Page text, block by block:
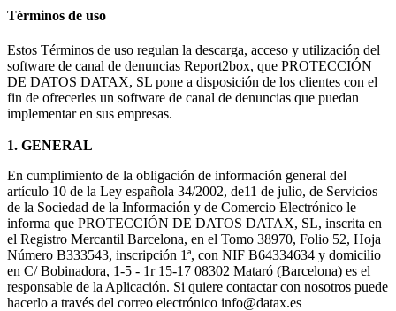
Términos de uso
Estos Términos de uso regulan la descarga, acceso y utilización del
software de canal de denuncias Report2box, que PROTECCIÓN
DE DATOS DATAX, SL pone a disposición de los clientes con el
fin de ofrecerles un software de canal de denuncias que puedan
implementar en sus empresas.
1. GENERAL
En cumplimiento de la obligación de información general del
artículo 10 de la Ley española 34/2002, de11 de julio, de Servicios
de la Sociedad de la Información y de Comercio Electrónico le
informa que PROTECCIÓN DE DATOS DATAX, SL, inscrita en
el Registro Mercantil Barcelona, en el Tomo 38970, Folio 52, Hoja
Número B333543, inscripción 1ª, con NIF B64334634 y domicilio
en C/ Bobinadora, 1-5 - 1r 15-17 08302 Mataró (Barcelona) es el
responsable de la Aplicación. Si quiere contactar con nosotros puede
hacerlo a través del correo electrónico info@datax.es